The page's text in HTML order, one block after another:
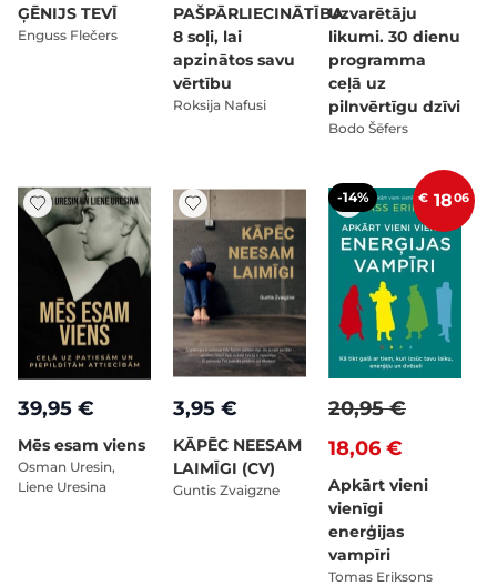
ĢĒNIJS TEVĪ
Enguss Flečers
PAŠPĀRLIECINĀTĪBA.
8 soļi, lai
apzinātos savu
vērtību
Roksija Nafusi
Uzvarētāju
likumi. 30 dienu
programma
ceļā uz
pilnvērtīgu dzīvi
Bodo Šēfers
39,95 €
Mēs esam viens
Osman Uresin,
Liene Uresina
3,95 €
KĀPĒC NEESAM
LAIMĪGI (CV)
Guntis Zvaigzne
-14% € 1806
18,06 €
20,95 €
Apkārt vieni
vienīgi
enerģijas
vampīri
Tomas Eriksons